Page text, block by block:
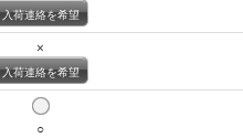
入荷連絡を希望
×
入荷連絡を希望
○